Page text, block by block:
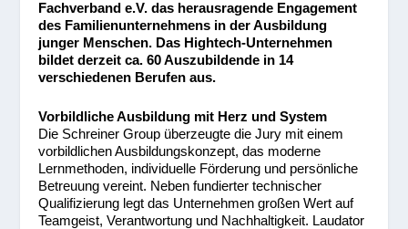
Fachverband e.V. das herausragende Engagement
des Familienunternehmens in der Ausbildung
junger Menschen. Das Hightech-Unternehmen
bildet derzeit ca. 60 Auszubildende in 14
verschiedenen Berufen aus.
Vorbildliche Ausbildung mit Herz und System
Die Schreiner Group überzeugte die Jury mit einem
vorbildlichen Ausbildungskonzept, das moderne
Lernmethoden, individuelle Förderung und persönliche
Betreuung vereint. Neben fundierter technischer
Qualifizierung legt das Unternehmen großen Wert auf
Teamgeist, Verantwortung und Nachhaltigkeit. Laudator